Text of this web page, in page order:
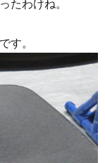
たわけね。
です。